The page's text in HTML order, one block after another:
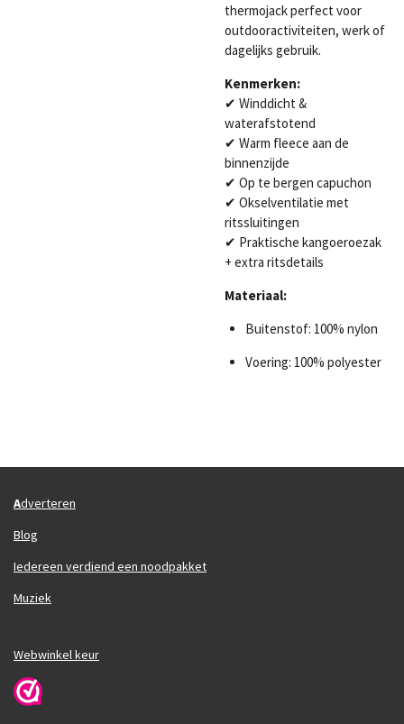
thermojack perfect voor
outdooractiviteiten, werk of
dagelijks gebruik.
Kenmerken:
✔ Winddicht &
waterafstotend
✔ Warm fleece aan de
binnenzijde
✔ Op te bergen capuchon
✔ Okselventilatie met
ritssluitingen
✔ Praktische kangoeroezak
+ extra ritsdetails
Materiaal:
Buitenstof: 100% nylon
Voering: 100% polyester
Adverteren
Blog
Iedereen verdiend een noodpakket
Muziek
Webwinkel keur